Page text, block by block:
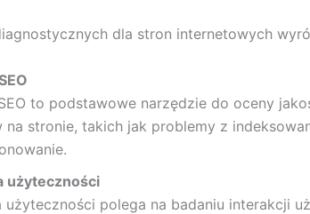
dla stron internetowych
to podstawowe narzędzie do oceny
na stronie, takich jak problemy z
użyteczności
użyteczności polega na badaniu interakcji